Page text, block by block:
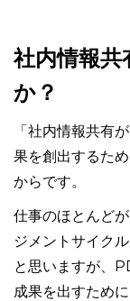
社内情報
か？
「社内情報共有
果を創出するた
からです。
仕事のほとんど
ジメントサイク
と思いますが、
成果を出すため